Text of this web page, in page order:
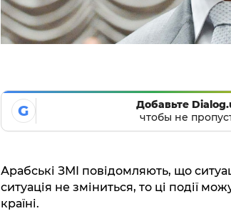
G
Добавьте
чтобы не
Арабські ЗМІ повідомляють, що
ситуація не зміниться, то ці події
країні.